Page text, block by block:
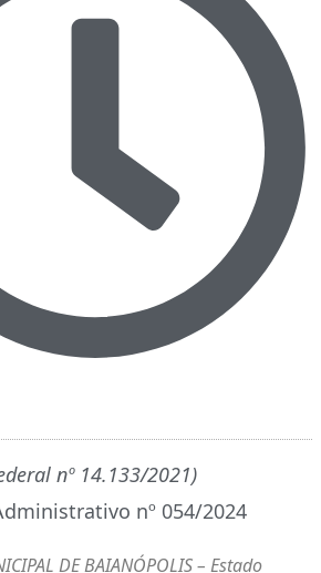
nº 14.133/2021)
nº 054/2024
DE BAIANÓPOLIS – Estado